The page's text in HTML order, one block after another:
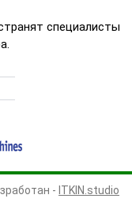
специалисты
- ITKIN.studio